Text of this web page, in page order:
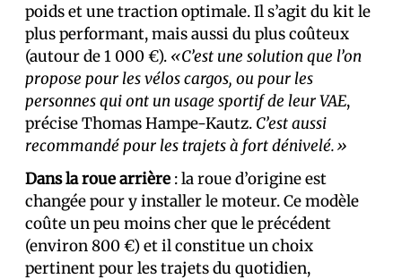
poids et une traction optimale. Il s’agit du kit le
plus performant, mais aussi du plus coûteux
(autour de 1 000 €). «C’est une solution que l’on
propose pour les vélos cargos, ou pour les
personnes qui ont un usage sportif de leur VAE,
précise Thomas Hampe-Kautz. C’est aussi
recommandé pour les trajets à fort dénivelé.»
Dans la roue arrière : la roue d’origine est
changée pour y installer le moteur. Ce modèle
coûte un peu moins cher que le précédent
(environ 800 €) et il constitue un choix
pertinent pour les trajets du quotidien,